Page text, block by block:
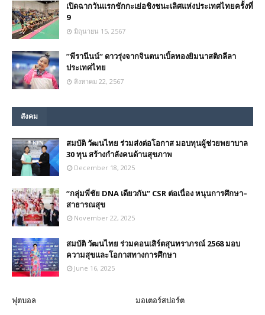
เปิดฉากวันแรกชักกะเย่อชิงชนะเลิศแห่งประเทศไทยครั้งที่
9
มิถุนายน 15, 2567
”พีรานีนน์“​ ดาวรุ่งจากจินตนาเบิ้ลทองยิมนาสติกลีลา
ประเทศไทย
สิงหาคม 22, 2567
สังคม
สมบัติ วัฒนไทย ร่วมส่งต่อโอกาส มอบทุนผู้ช่วยพยาบาล
30 ทุน สร้างกำลังคนด้านสุขภาพ
December 18, 2025
“กลุ่มพี่ชัย DNA เดียวกัน” CSR ต่อเนื่อง หนุนการศึกษา–
สาธารณสุข
November 22, 2025
สมบัติ วัฒนไทย ร่วมคอนเสิร์ตสุนทราภรณ์ 2568 มอบ
ความสุขและโอกาสทางการศึกษา
June 16, 2025
ฟุตบอล มอเตอร์สปอร์ต